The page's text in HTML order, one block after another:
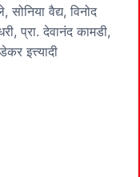
वैद्य, विनोद
प्रा. देवानंद कामडी,
इत्त्यादी